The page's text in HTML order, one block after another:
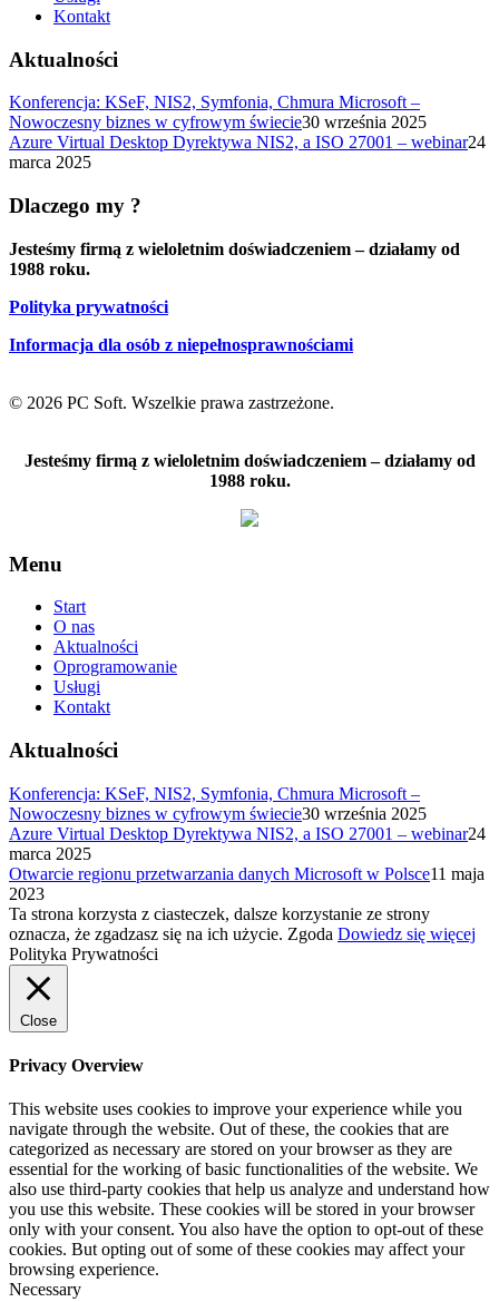
Kontakt
Aktualności
Konferencja: KSeF, NIS2, Symfonia, Chmura Microsoft –
Nowoczesny biznes w cyfrowym świecie30 września 2025
Azure Virtual Desktop Dyrektywa NIS2, a ISO 27001 – webinar24
marca 2025
Dlaczego my ?
Jesteśmy firmą z wieloletnim doświadczeniem – działamy od
1988 roku.
Polityka prywatności
Informacja dla osób z niepełnosprawnościami
© 2026 PC Soft. Wszelkie prawa zastrzeżone.
Jesteśmy firmą z wieloletnim doświadczeniem – działamy od
1988 roku.
Menu
Start
O nas
Aktualności
Oprogramowanie
Usługi
Kontakt
Aktualności
Konferencja: KSeF, NIS2, Symfonia, Chmura Microsoft –
Nowoczesny biznes w cyfrowym świecie30 września 2025
Azure Virtual Desktop Dyrektywa NIS2, a ISO 27001 – webinar24
marca 2025
Otwarcie regionu przetwarzania danych Microsoft w Polsce11 maja
2023
Ta strona korzysta z ciasteczek, dalsze korzystanie ze strony
oznacza, że zgadzasz się na ich użycie. Zgoda Dowiedz się więcej
Polityka Prywatności
Close
Privacy Overview
This website uses cookies to improve your experience while you
navigate through the website. Out of these, the cookies that are
categorized as necessary are stored on your browser as they are
essential for the working of basic functionalities of the website. We
also use third-party cookies that help us analyze and understand how
you use this website. These cookies will be stored in your browser
only with your consent. You also have the option to opt-out of these
cookies. But opting out of some of these cookies may affect your
browsing experience.
Necessary